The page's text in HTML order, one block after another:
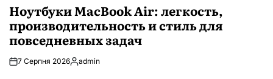
Ноутбуки MacBook Air: легкость,
производительность и стиль для
повседневных задач
7 Серпня 2026Опубліковано
admin